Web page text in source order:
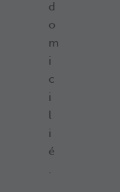
d
o
m
i
c
i
l
i
é
.